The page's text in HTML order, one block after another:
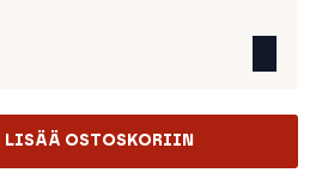
LISÄÄ OSTOSKORIIN